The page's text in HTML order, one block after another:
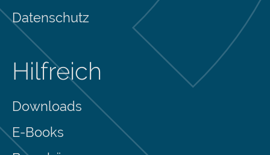
Datenschutz
Hilfreich
Downloads
E-Books